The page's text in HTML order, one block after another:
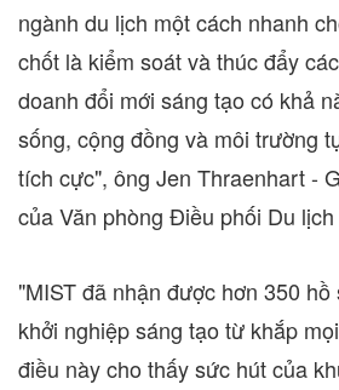
ngành du lịch một cách nhanh
chốt là kiểm soát và thúc đẩy
doanh đổi mới sáng tạo có khả
sống, cộng đồng và môi trường
tích cực", ông Jen Thraenhart -
của Văn phòng Điều phối Du
"MIST đã nhận được hơn 350
khởi nghiệp sáng tạo từ khắp
điều này cho thấy sức hút của